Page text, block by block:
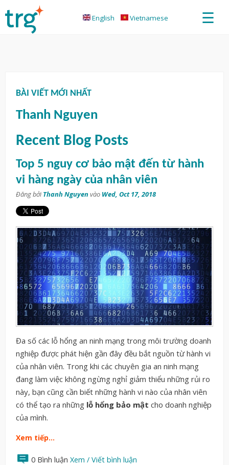
English Vietnamese ☰
BÀI VIẾT MỚI NHẤT
Thanh Nguyen
Recent Blog Posts
Top 5 nguy cơ bảo mật đến từ hành
vi hàng ngày của nhân viên
Đăng bởiThanh Nguyen vào Wed, Oct 17, 2018
Đa số các lỗ hổng an ninh mạng trong môi trường doanh
nghiệp được phát hiện gần đây đều bắt nguồn từ hành vi
của nhân viên. Trong khi các chuyên gia an ninh mạng
đang làm việc không ngừng nghỉ giảm thiểu những rủi ro
này, bạn cũng cần biết những hành vi nào của nhân viên
có thể tạo ra những lỗ hổng bảo mật cho doanh nghiệp
của mình.
Xem tiếp…
0 Bình luận Xem / Viết bình luận